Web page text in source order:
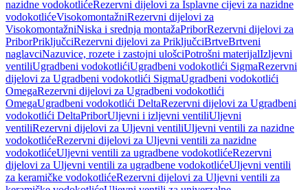
nazidne vodokotlićeRezervni dijelovi za Isplavne cijevi za nazidne
vodokotlićeVisokomontažniRezervni dijelovi za
VisokomontažniNiska i srednja montažaPriborRezervni dijelovi za
PriborPriključciRezervni dijelovi za PriključciBrtveBrtveni
naglavciNazuvice, rozete i zastojni ulošciPotrošni materijalIzljevni
ventiliUgradbeni vodokotlićiUgradbeni vodokotlići SigmaRezervni
dijelovi za Ugradbeni vodokotlići SigmaUgradbeni vodokotlići
OmegaRezervni dijelovi za Ugradbeni vodokotlići
OmegaUgradbeni vodokotlići DeltaRezervni dijelovi za Ugradbeni
vodokotlići DeltaPriborUljevni i izljevni ventiliUljevni
ventiliRezervni dijelovi za Uljevni ventiliUljevni ventili za nazidne
vodokotlićeRezervni dijelovi za Uljevni ventili za nazidne
vodokotlićeUljevni ventili za ugradbene vodokotlićeRezervni
dijelovi za Uljevni ventili za ugradbene vodokotlićeUljevni ventili
za keramičke vodokotlićeRezervni dijelovi za Uljevni ventili za